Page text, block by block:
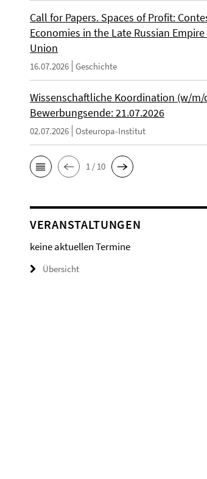
Call for Papers. Spaces of Profit:
Economies in the Late Russian
Union
16.07.2026 Geschichte
Wissenschaftliche Koordination (w/m/
Bewerbungsende: 21.07.2026
02.07.2026 Osteuropa-Institut
1 / 10
VERANSTALTUNGEN
keine aktuellen Termine
Übersicht